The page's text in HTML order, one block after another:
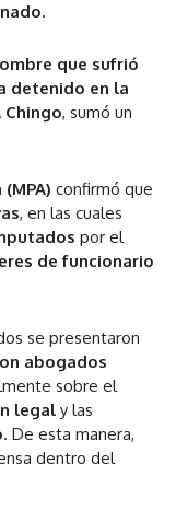
que sufrió
detenido en la
Chingo, sumó un
confirmó que
, en las cuales
por el
de funcionario
se presentaron
abogados
sobre el
legal y las
. De esta manera,
dentro del